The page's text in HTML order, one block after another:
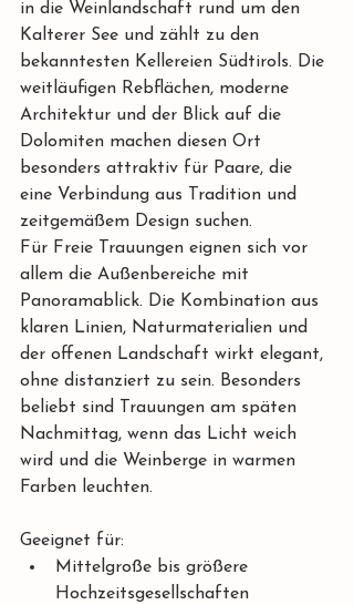
in die Weinlandschaft rund um den
Kalterer See und zählt zu den
bekanntesten Kellereien Südtirols. Die
weitläufigen Rebflächen, moderne
Architektur und der Blick auf die
Dolomiten machen diesen Ort
besonders attraktiv für Paare, die
eine Verbindung aus Tradition und
zeitgemäßem Design suchen.
Für Freie Trauungen eignen sich vor
allem die Außenbereiche mit
Panoramablick. Die Kombination aus
klaren Linien, Naturmaterialien und
der offenen Landschaft wirkt elegant,
ohne distanziert zu sein. Besonders
beliebt sind Trauungen am späten
Nachmittag, wenn das Licht weich
wird und die Weinberge in warmen
Farben leuchten.
Geeignet für:
Mittelgroße bis größere
Hochzeitsgesellschaften